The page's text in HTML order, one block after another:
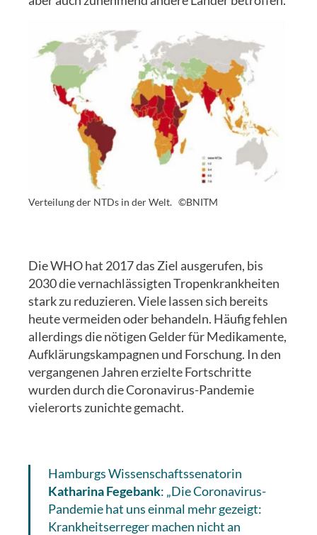
Verteilung der NTDs in der Welt. ©BNITM
Die WHO hat 2017 das Ziel ausgerufen, bis
2030 die vernachlässigten Tropenkrankheiten
stark zu reduzieren. Viele lassen sich bereits
heute vermeiden oder behandeln. Häufig fehlen
allerdings die nötigen Gelder für Medikamente,
Aufklärungskampagnen und Forschung. In den
vergangenen Jahren erzielte Fortschritte
wurden durch die Coronavirus-Pandemie
vielerorts zunichte gemacht.
Hamburgs Wissenschaftssenatorin
Katharina Fegebank: „Die Coronavirus-
Pandemie hat uns einmal mehr gezeigt:
Krankheitserreger machen nicht an